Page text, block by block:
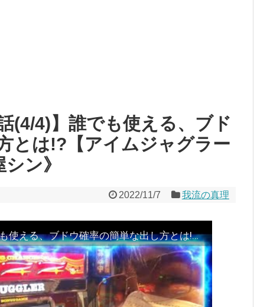
4)】誰でも使える、ブド
とは!?【アイムジャグラー
ン》
2022/11/7 我流の真理
【我流の真理 第48話(4/4)】誰でも使える、ブドウ確率の簡単な出し方とは!?【アイムジャグラーEX】《ガリぞう 梅屋シン》[ジャンバリ.TV][パチンコ][パチスロ][スロット]